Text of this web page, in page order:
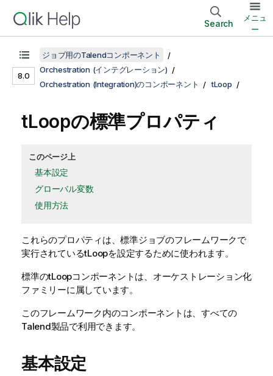
Search
メニュ
ー
8.0
ジョブ用のTalendコンポーネント
Orchestration (インテグレーション)
Orchestration (Integration)のコンポーネント
tLoop
tLoopの標準プロパティ
このページ上
基本設定
グローバル変数
使用方法
これらのプロパティは、標準ジョブのフレームワークで
実行されているtLoopを設定するために使われます。
標準のtLoopコンポーネントは、 オーケストレーション化
ファミリーに属しています。
このフレームワーク内のコンポーネントは、すべての
Talend製品で利用できます。
基本設定